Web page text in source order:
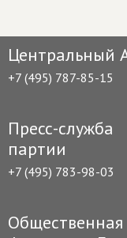
Центральный
+7 (495) 787-85-15
Пресс-служба
партии
+7 (495) 783-98-03